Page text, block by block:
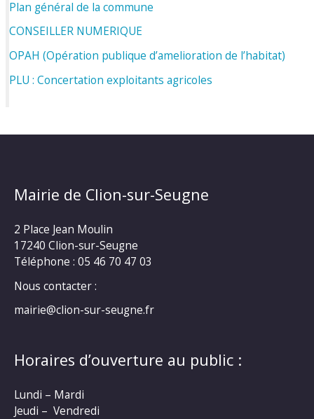
Plan général de la commune
CONSEILLER NUMERIQUE
OPAH (Opération publique d’amelioration de l’habitat)
PLU : Concertation exploitants agricoles
Mairie de Clion-sur-Seugne
2 Place Jean Moulin
17240 Clion-sur-Seugne
Téléphone : 05 46 70 47 03
Nous contacter :
mairie@clion-sur-seugne.fr
Horaires d’ouverture au public :
Lundi – Mardi
Jeudi – Vendredi